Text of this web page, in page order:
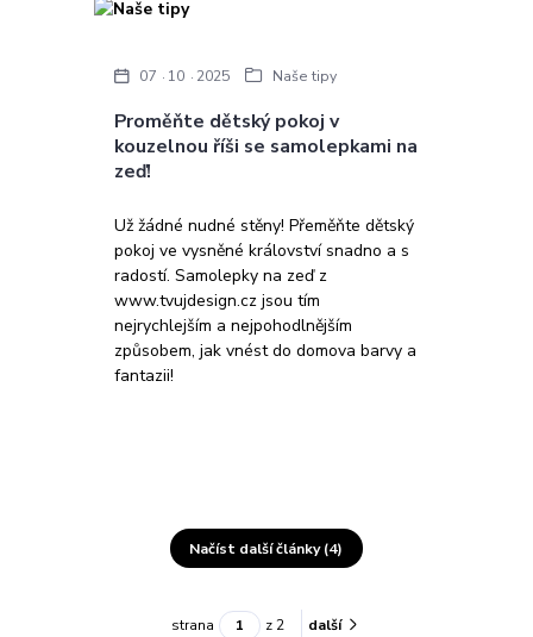
Proměňte dětský pokoj v
kouzelnou říši se samolepkami na
zeď!
07 10 2025 Naše tipy
Už žádné nudné stěny! Přeměňte dětský
pokoj ve vysněné království snadno a s
radostí. Samolepky na zeď z
www.tvujdesign.cz jsou tím
nejrychlejším a nejpohodlnějším
způsobem, jak vnést do domova barvy a
fantazii!
Načíst další články (4)
strana z 2 další